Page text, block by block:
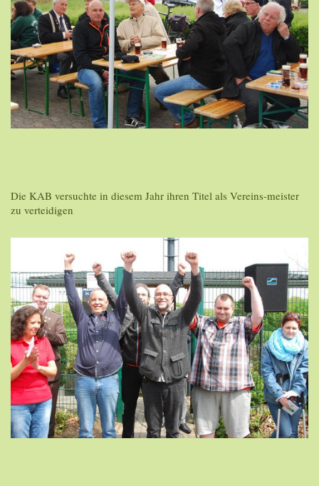
Die KAB versuchte in diesem Jahr ihren Titel als Vereins-meister
zu verteidigen